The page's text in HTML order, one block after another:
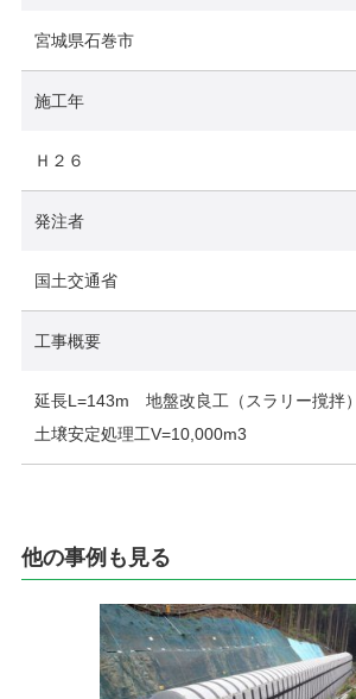
宮城県石巻市
施工年
Ｈ２６
発注者
国土交通省
工事概要
延長L=143m 地盤改良工（スラリー撹拌
土壌安定処理工V=10,000m3
他の事例も見る